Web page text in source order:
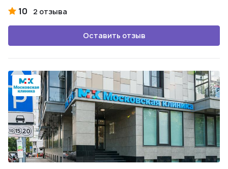
10 2 отзыва
Оставить отзыв